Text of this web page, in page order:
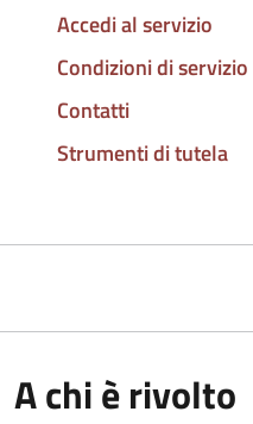
Accedi al servizio
Condizioni di servizio
Contatti
Strumenti di tutela
A chi è rivolto